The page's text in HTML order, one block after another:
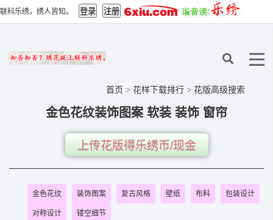
联科乐绣，绣人皆知。
首页 > 花样下载排行 > 花版高级搜索
金色花纹装饰图案 软装 装饰 窗帘
上传花版得乐绣币/现金
金色花纹 装饰图案 复古风格 壁纸 布料 包装设计
对称设计 镂空细节